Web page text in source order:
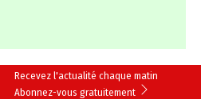
Recevez l'actualité chaque matin
Abonnez-vous gratuitement